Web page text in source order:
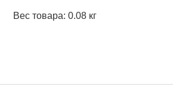
Вес товара: 0.08 кг